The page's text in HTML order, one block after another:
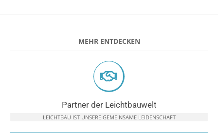
MEHR ENTDECKEN
Partner der Leichtbauwelt
LEICHTBAU IST UNSERE GEMEINSAME LEIDENSCHAFT